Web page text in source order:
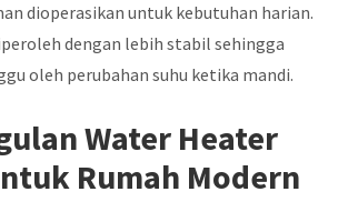
dioperasikan untuk kebutuhan harian.
dengan lebih stabil sehingga
oleh perubahan suhu ketika mandi.
Water Heater
Rumah Modern